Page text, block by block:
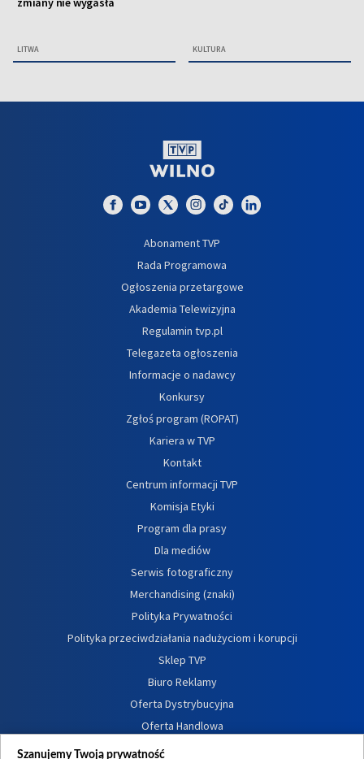
LITWA KULTURA
Abonament TVP
Rada Programowa
Ogłoszenia przetargowe
Akademia Telewizyjna
Regulamin tvp.pl
Telegazeta ogłoszenia
Informacje o nadawcy
Konkursy
Zgłoś program (ROPAT)
Kariera w TVP
Kontakt
Centrum informacji TVP
Komisja Etyki
Program dla prasy
Dla mediów
Serwis fotograficzny
Merchandising (znaki)
Polityka Prywatności
Polityka przeciwdziałania nadużyciom i korupcji
Sklep TVP
Biuro Reklamy
Oferta Dystrybucyjna
Oferta Handlowa
Dostępność
Szanujemy Twoją prywatność